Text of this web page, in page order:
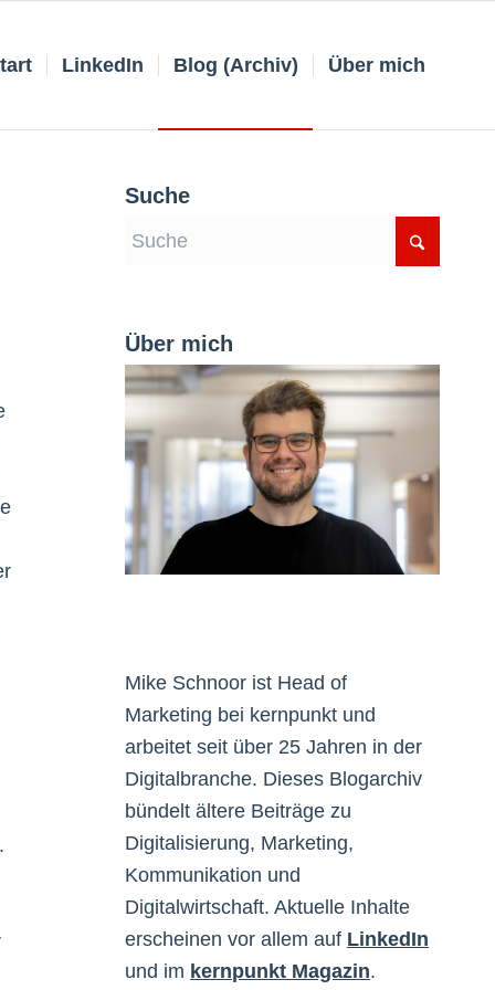
LinkedIn Blog (Archiv) Über mich
Suche
Über mich
Mike Schnoor ist Head of
Marketing bei kernpunkt und
arbeitet seit über 25 Jahren in der
Digitalbranche. Dieses Blogarchiv
bündelt ältere Beiträge zu
Digitalisierung, Marketing,
Kommunikation und
Digitalwirtschaft. Aktuelle Inhalte
erscheinen vor allem auf LinkedIn
und im kernpunkt Magazin.